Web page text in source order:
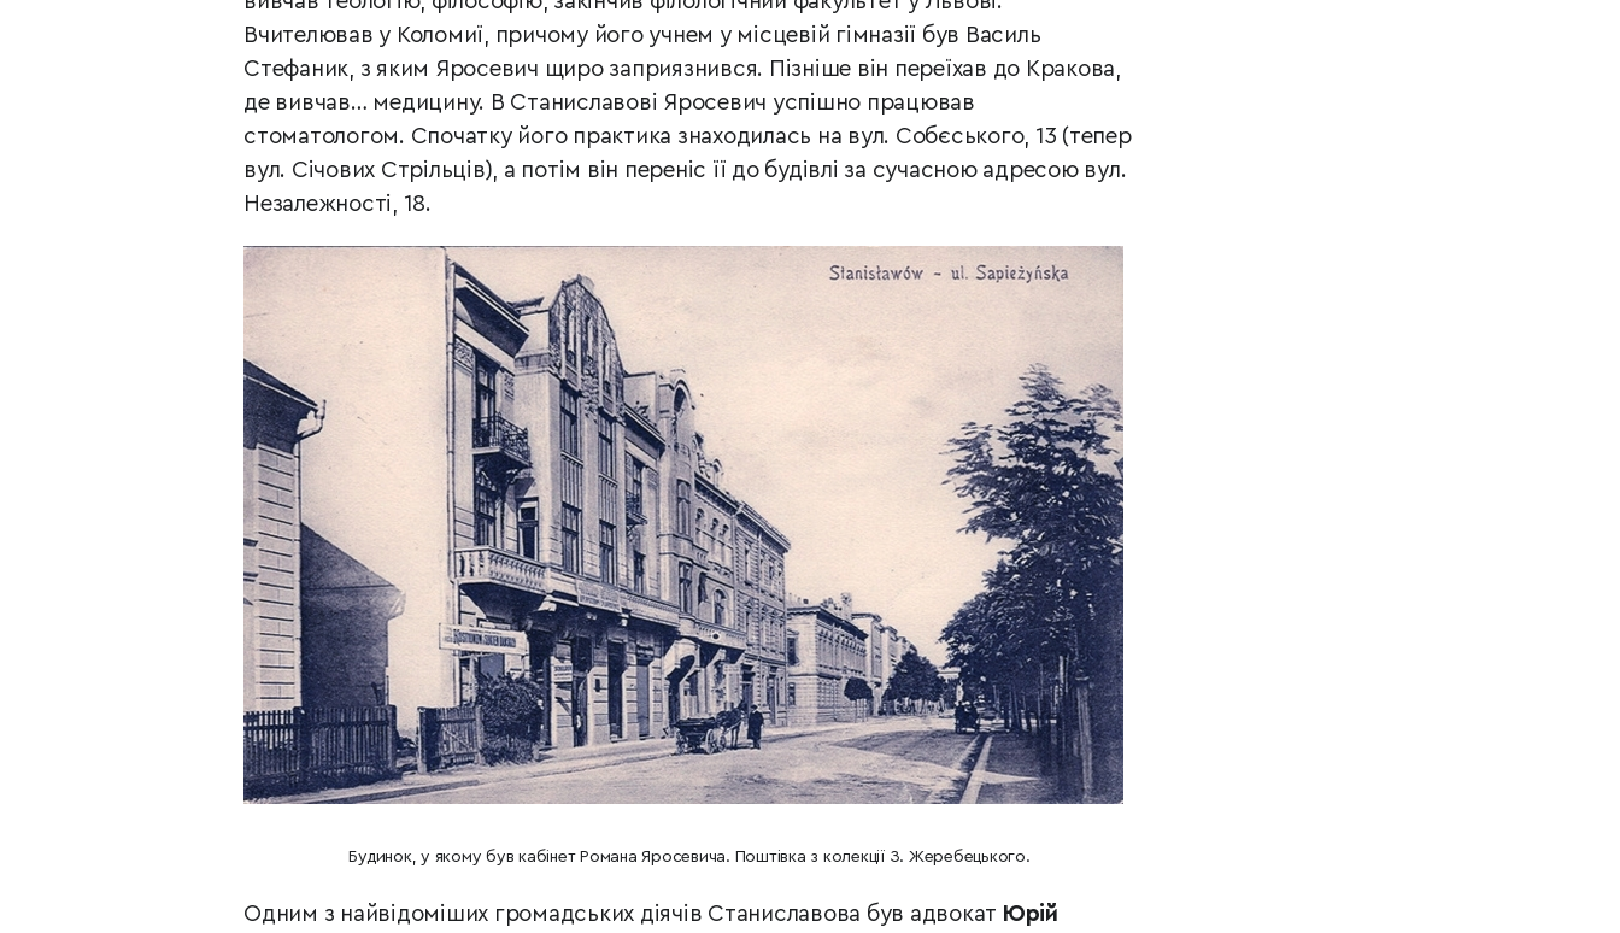
Вчителював у Коломиї, причому його учнем у місцевій гімназії був Василь
Стефаник, з яким Яросевич щиро заприязнився. Пізніше він переїхав до Кракова,
де вивчав… медицину. В Станиславові Яросевич успішно працював
стоматологом. Спочатку його практика знаходилась на вул. Собєського, 13 (тепер
вул. Січових Стрільців), а потім він переніс її до будівлі за сучасною адресою вул.
Незалежності, 18.
Будинок, у якому був кабінет Романа Яросевича. Поштівка з колекції З. Жеребецького.
Одним з найвідоміших громадських діячів Станиславова був адвокат Юрій